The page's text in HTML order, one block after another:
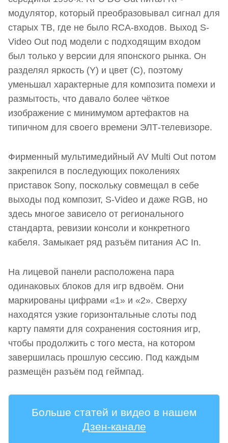
модулятор, который преобразовывал сигнал для
старых ТВ, где не было RCA-входов. Выход S-
Video Out под модели с подходящим входом
был только у версии для японского рынка. Он
разделял яркость (Y) и цвет (C), поэтому
уменьшал характерные для композита помехи и
размытость, что давало более чёткое
изображение с минимумом артефактов на
типичном для своего времени ЭЛТ-телевизоре.
Фирменный мультимедийный AV Multi Out потом
закрепился в последующих поколениях
приставок Sony, поскольку совмещал в себе
выходы под композит, S-Video и даже RGB, но
здесь многое зависело от регионального
стандарта, ревизии консоли и конкретного
кабеля. Замыкает ряд разъём питания AC In.
На лицевой панели расположена пара
одинаковых блоков для игр вдвоём. Они
маркированы цифрами «1» и «2». Сверху
находятся узкие горизонтальные слоты под
карту памяти для сохранения состояния игр,
чтобы продолжить с того места, на котором
завершилась прошлую сессию. Под каждым
размещён разъём под геймпад.
Больше статей и видео в нашем
Дзен-канале